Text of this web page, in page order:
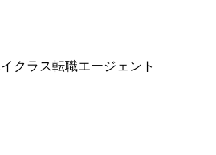
クラス転職エージェント